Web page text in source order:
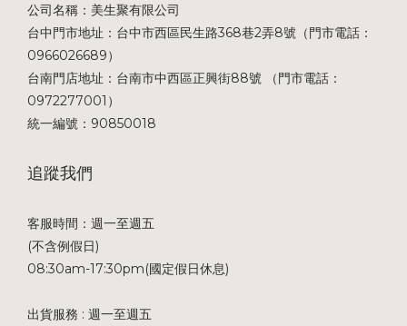
公司名稱：美生聚有限公司
台中門市地址：台中市西區民生路368巷2弄8號（門市電話：
0966026689）
台南門店地址：台南市中西區正興街88號 （門市電話：
0972277001）
統一編號：90850018
追蹤我們
客服時間：週一至週五
(不含例假日)
08:30am-17:30pm(國定假日休息)
出貨服務 : 週一至週五